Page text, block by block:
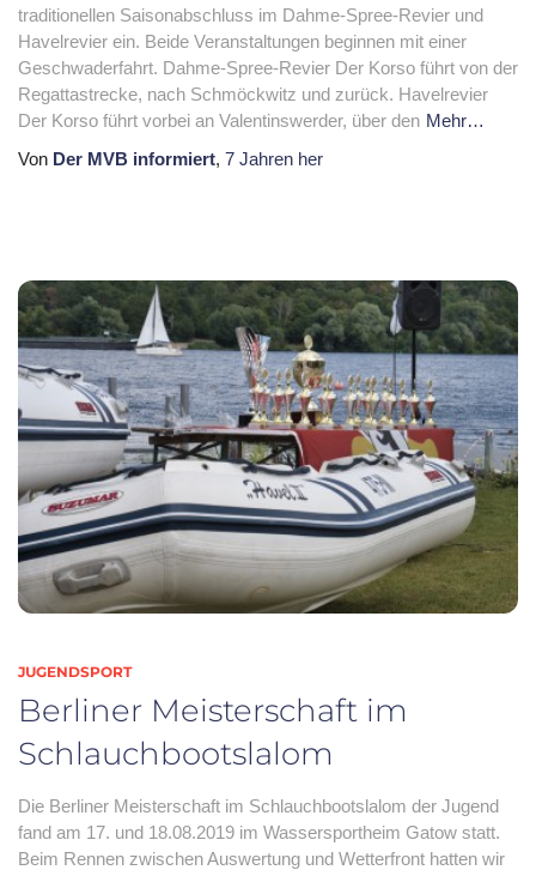
traditionellen Saisonabschluss im Dahme-Spree-Revier und
Havelrevier ein. Beide Veranstaltungen beginnen mit einer
Geschwaderfahrt. Dahme-Spree-Revier Der Korso führt von der
Regattastrecke, nach Schmöckwitz und zurück. Havelrevier
Der Korso führt vorbei an Valentinswerder, über den Mehr…
Von Der MVB informiert, 7 Jahren her
JUGENDSPORT
Berliner Meisterschaft im
Schlauchbootslalom
Die Berliner Meisterschaft im Schlauchbootslalom der Jugend
fand am 17. und 18.08.2019 im Wassersportheim Gatow statt.
Beim Rennen zwischen Auswertung und Wetterfront hatten wir